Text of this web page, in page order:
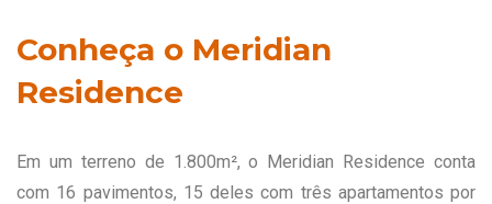
Conheça o Meridian
Residence
Em um terreno de 1.800m², o Meridian Residence conta
com 16 pavimentos, 15 deles com três apartamentos por